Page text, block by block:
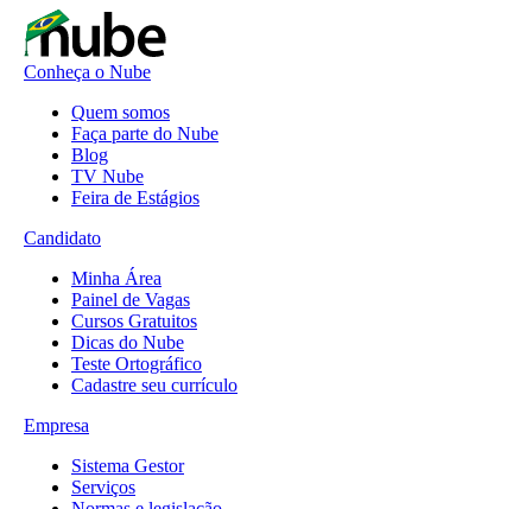
Conheça o Nube
Quem somos
Faça parte do Nube
Blog
TV Nube
Feira de Estágios
Candidato
Minha Área
Painel de Vagas
Cursos Gratuitos
Dicas do Nube
Teste Ortográfico
Cadastre seu currículo
Empresa
Sistema Gestor
Serviços